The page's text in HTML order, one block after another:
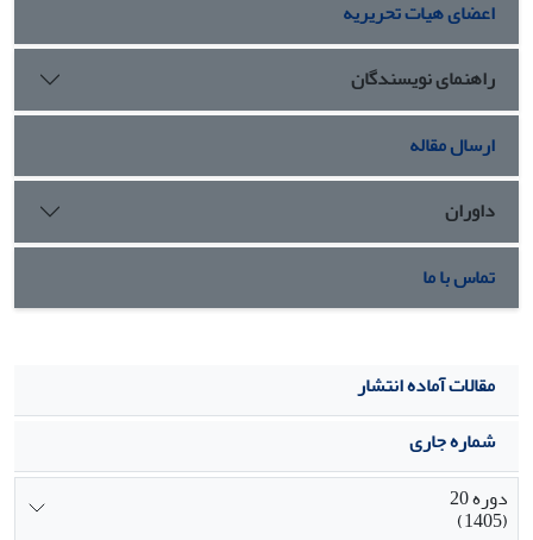
تأثیری میتواند بر مناسبات سیاسی ایران و اتحادیۀ اروپا داشته
باشد؟ این مقاله به شیوه ای
تحلیلی- توصیفی نگاشته شده است.
اعضای هیات تحریریه
راهنمای نویسندگان
ارسال مقاله
داوران
تماس با ما
مقالات آماده انتشار
شماره جاری
دوره 20
(1405)